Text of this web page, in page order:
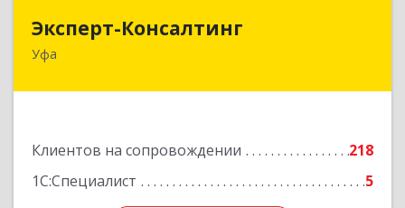
Эксперт-Консалтинг
Уфа
Клиентов на сопровождении
218
1С:Специалист
5
450059, Башкортостан Респ, Уфимский р-н, Уфа